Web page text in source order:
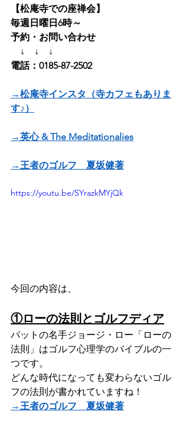
【松庵寺での座禅会】
毎週日曜日6時～
予約・お問い合わせ
↓　↓　↓
電話：0185-87-2502
→松庵寺インスタ（寺カフェもありま
す♪）
→英心 & The Meditationalies
→王者のゴルフ　夏坂健著
https://youtu.be/SYrazkMYjQk
今回の内容は、
①ローの法則とゴルフディア
パットの名手ジョージ・ロー「ローの
法則」はゴルフ心理学のバイブルの一
つです。
どんな時代になっても変わらないゴル
フの法則が書かれていますね！
→王者のゴルフ　夏坂健著